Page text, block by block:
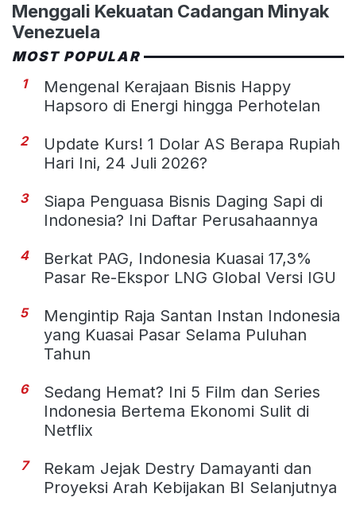
Menggali Kekuatan Cadangan Minyak
Venezuela
MOST POPULAR
1
Mengenal Kerajaan Bisnis Happy
Hapsoro di Energi hingga Perhotelan
2
Update Kurs! 1 Dolar AS Berapa Rupiah
Hari Ini, 24 Juli 2026?
3
Siapa Penguasa Bisnis Daging Sapi di
Indonesia? Ini Daftar Perusahaannya
4
Berkat PAG, Indonesia Kuasai 17,3%
Pasar Re-Ekspor LNG Global Versi IGU
5
Mengintip Raja Santan Instan Indonesia
yang Kuasai Pasar Selama Puluhan
Tahun
6
Sedang Hemat? Ini 5 Film dan Series
Indonesia Bertema Ekonomi Sulit di
Netflix
7
Rekam Jejak Destry Damayanti dan
Proyeksi Arah Kebijakan BI Selanjutnya